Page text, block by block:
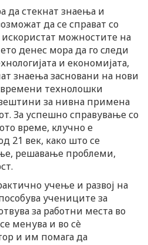
да стекнат знаења и
да се справат со
можностите на
денес мора да го следи
и економијата,
знаења засновани на нови
технолошки
за нивна примена
За успешно справување со
време, клучно е
21 век, како што се
решавање проблеми,
учење и развој на
учениците за
за работни места во
менува и во сè
и им помага да